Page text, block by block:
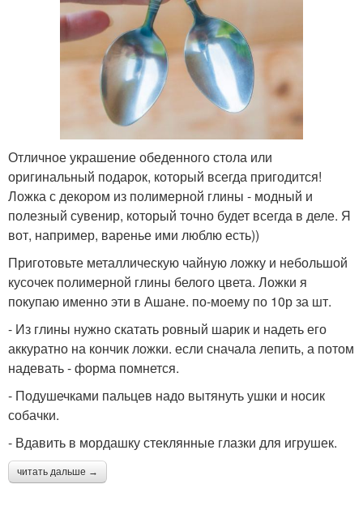
Отличное украшение обеденного стола или
оригинальный подарок, который всегда пригодится!
Ложка с декором из полимерной глины - модный и
полезный сувенир, который точно будет всегда в деле. Я
вот, например, варенье ими люблю есть))
Приготовьте металлическую чайную ложку и небольшой
кусочек полимерной глины белого цвета. Ложки я
покупаю именно эти в Ашане. по-моему по 10р за шт.
- Из глины нужно скатать ровный шарик и надеть его
аккуратно на кончик ложки. если сначала лепить, а потом
надевать - форма помнется.
- Подушечками пальцев надо вытянуть ушки и носик
собачки.
- Вдавить в мордашку стеклянные глазки для игрушек.
читать дальше →